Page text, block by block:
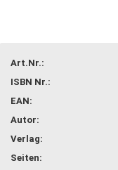
Art.Nr.:
ISBN Nr.:
EAN:
Autor:
Verlag:
Seiten: